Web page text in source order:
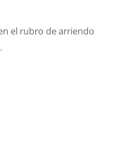
el rubro de arriendo